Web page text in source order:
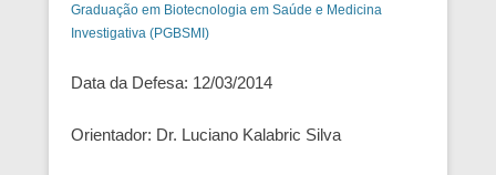
Graduação em Biotecnologia em Saúde e Medicina
Investigativa (PGBSMI)
Data da Defesa: 12/03/2014
Orientador: Dr. Luciano Kalabric Silva